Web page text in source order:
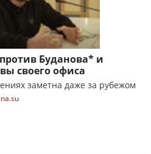
Буданова* и
своего офиса
заметна даже за рубежом